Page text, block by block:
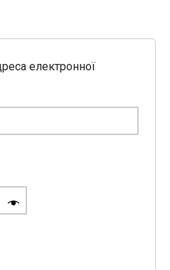
електронної